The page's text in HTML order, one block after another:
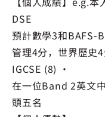
DSE
預計數學3和BAFS-
管理4分，世界歷史
IGCSE (8) •
在一位Band 2英文
頭五名